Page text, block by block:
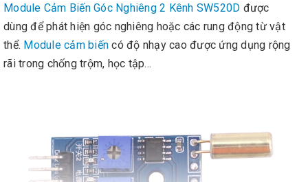
Module Cảm Biến Góc Nghiêng 2 Kênh SW520D được
dùng để phát hiện góc nghiêng hoặc các rung động từ vật
thể. Module cảm biến có độ nhạy cao được ứng dụng rộng
rãi trong chống trộm, học tập...